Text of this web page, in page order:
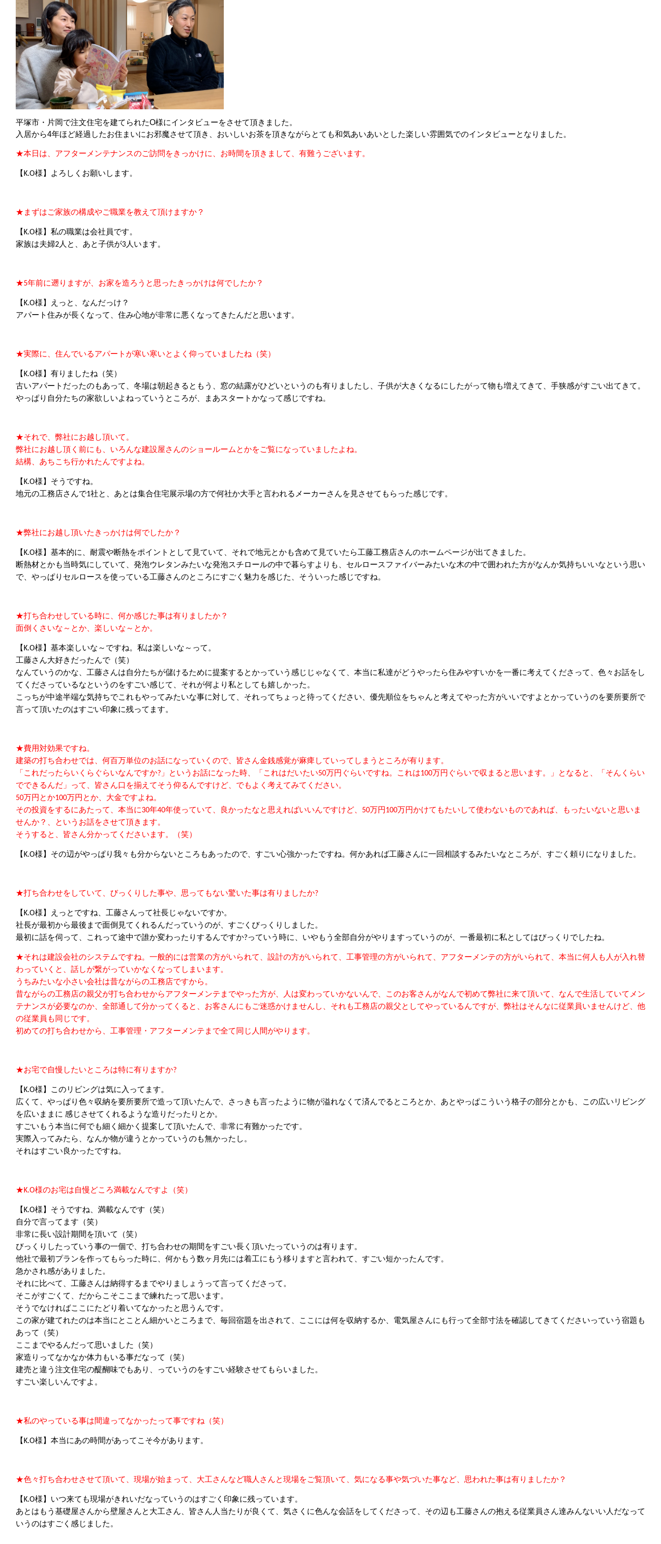
平塚市・片岡で注文住宅を建てられたO様にインタビューをさせて頂きました。
入居から4年ほど経過したお住まいにお邪魔させて頂き、おいしいお茶を頂きながらとても和気あいあいとした楽しい雰囲気でのインタビューとなりました。
★本日は、アフターメンテナンスのご訪問をきっかけに、お時間を頂きまして、有難うございます。
【 K.O様】よろしくお願いします。
★ まずはご家族の構成やご職業を教えて頂けますか？
【 K.O様】私の職業は会社員です。
家族は夫婦2人と、あと子供が3人います。
★5年前に遡りますが、お家を造ろうと思ったきっかけは何でしたか？
【 K.O様】えっと、なんだっけ？
アパート住みが長くなって、住み心地が非常に悪くなってきたんだと思います。
★実際に、住んでいるアパートが寒い寒いとよく仰っていましたね（笑）
【 K.O様】 有りましたね（笑）
古いアパートだったのもあって、冬場は朝起きるともう、窓の結露がひどいというのも有り ましたし、子供が大きくなるにしたがって物も増えてきて、手狭感がすごい出てきて。
やっぱり自分たちの家欲しいよねっていうところが、まあスタートかなって感じですね。
★それで、弊社にお越し頂いて。
弊社にお越し頂く 前にも、いろんな建設屋さんのショールームとかをご覧になってい ましたよね。
結構、あちこち行かれたんですよね。
【 K.O様】そうですね。
地元の工務店さんで1社と、あとは集合住宅展示場の方で何社か大手と言われるメーカーさんを見させてもらった感じです。
★弊社にお越し頂いたきっかけは何 でしたか ？
【 K.O様】基本的に、耐震や断熱をポイントとして見ていて、それで地元とかも含めて見ていたら工藤工務店さんのホームページが出てきました。
断熱材とかも当時気にしていて、発泡ウレタンみたいな発泡スチロールの中で暮らすよりも 、 セルロースファイバーみたいな木の中で囲われた方がなんか気持ちいいなという思い
で、やっぱりセルロースを使っている工藤さんのところにすごく魅力を感じた、そういった感じですね。
★打ち合わせしている時に、何か感じた事は有りましたか ？
面倒く さいな～とか、 楽しいな～とか。
【 K.O様】基本楽しいな ～ ですね。私は楽しいな ～ って。
工藤さん大好きだったんで（笑）
なんていうのかな、工藤さんは自分たちが儲けるために提案するとかっていう感じじゃなくて、本当に私達がどうやったら住みやすいかを一番に考えてくださって 、 色々お話をし
てくださっているなというのをすごい感じて、それが何より私としても嬉しかった。
こっちが中途半端な気持ちでこれもやってみたいな事に対して、それってちょっと待ってください、優先順位をちゃんと考えてやった方がいいですよとかっていうのを要所要所で
言って頂いたのはすごい印象に残ってます。
★費用対効果ですね。
建築の打ち合わせでは、何 百 万単位のお話になっていくので、皆さん金銭感覚が麻痺していってしまうところが有ります。
「これだったらいくらぐらいなんですか? 」というお話になった時、「これはだいたい50万 円 ぐらいですね。これは100万 円 ぐらいで収まると思います。」となると、「そんくらい
でできるんだ」って、皆さん口を揃えてそう仰るんですけど、でもよく考えてみてください。
50万 円 とか100万 円 とか、大金ですよね。
その投資をするにあたって、本当に30年40年使っていて、良かったなと思えればいいんですけど、 50万 円 100万 円かけてもたいして使わないものであれば、もったいないと思いま
せんか？、というお話をさせて頂きます。
そうすると、 皆さん分かって くださいます。 （笑）
【 K.O様】その辺がやっぱり我々も分からないところもあったので、すごい心強かったですね。 何かあれば工藤さんに一回相談するみたいなところが、すごく頼りになりました。
★打ち合わせを していて、びっくりした事や、思ってもない驚いた事は有りましたか?
【 K.O様】えっとですね、工藤さんって社長じゃないですか。
社長が最初から最後まで面倒見てくれるんだっていうのが、すごくびっくりしました。
最初に話を伺って、これって途中で誰か変わったりするんですか?っていう時に、いやもう全部自分がやりますっていうのが、一番最初に私としてはびっくりでしたね。
★それは建設会社のシステムですね。 一般的には営業の方がいられて 、 設計の方がいられて、工事管理の方がいられて 、 アフターメンテの方がいられて、本当に何人も人が入れ替
わっていくと 、 話しが繋がっていかなくなってしまいます。
うちみたいな小さい会社は昔ながらの工務店ですから。
昔ながらの工務店の親父が打ち合わせからアフターメンテまでやった方が、人は変わっていかないんで、このお客さんがなんで初めて弊社に来て頂いて 、なんで生活していてメン
テナンスが必要なのか、全部通して分かってくると 、 お客さんにもご迷惑かけませんし、それも工務店の親父としてやっているんですが、弊社はそんなに従業員いませんけど、他
の従業員も同じです。
初めての打ち合わせから 、 工事管理・アフターメンテまで全て同じ人間がやります。
★お宅で自慢したいところは特に有りますか?
【 K.O様】このリビングは気に入ってます。
広くて、やっぱり色々収納を要所要所で造って頂いたんで、さっきも言ったように物が溢れなくて済んでるところとか、あとやっぱこういう格子の部分とかも、この広いリビング
を広いままに 感じさせてくれるような造りだったりとか。
すごいもう本当に何でも細く細かく提案して頂いたんで、非常に有難かったです。
実際入ってみたら、なんか物が違うとかっていうのも無かった し。
それはすごい良かったですね。
★K.O様のお宅は自慢どころ満載なんですよ（笑）
【 K.O様】そうですね、満載なんです（笑）
自分で言ってます（笑）
非常に長い設計期間を頂いて
（笑）
びっくりしたっていう事の一個で、打ち合わせの期間をすごい長く 頂いた っていうのは有ります。
他社で最初プランを作ってもらった時に、何かもう数ヶ月先には着工にもう移りますと言われて、すごい短かったんです。
急かされ感がありました。
それに比べて、工藤さんは納得するまでやりましょうって言ってくださって。
そこがすごくて、だからこそここまで練れたって思います。
そうでなければここにたどり着いてなかったと思うんです。
この家が建てれたのは本当にとことん細かいところまで、毎回宿題を出されて、ここには何を収納するか、電気屋さんにも行って全部寸法を確認してきてくださいっていう宿題も
あって（笑）
ここまでやるんだって思いました（笑）
家造りってなかなか体力もいる事だなって（笑）
建売と違う注文住宅の醍醐味でもあり、っていうのをすごい経験させてもらいました。
すごい楽しいんですよ。
★私のやっている事は間違ってなかったって事ですね（笑）
【 K.O様】本当にあの時間があってこそ今があります。
★色々打ち合わせさせて頂いて、 現場が始まって、大工さんなど職人さんと現場をご覧頂いて 、気になる事や気づいた事など、思われた事は有り ま したか ？
【 K.O様】いつ来ても現場がきれいだなっていうのはすごく印象に残っています。
あとはもう基礎屋さんから壁屋さんと大工さん、皆さん人当たりが良くて、気さくに色んな会話をしてくださって、その辺も工藤さんの抱える従業員さん達みんないい人だなって
いうのはすごく感じました。